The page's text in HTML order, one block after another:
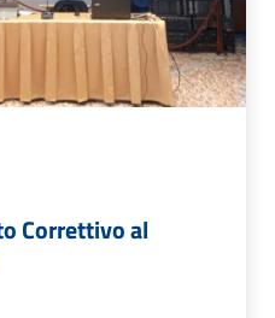
Correttivo al